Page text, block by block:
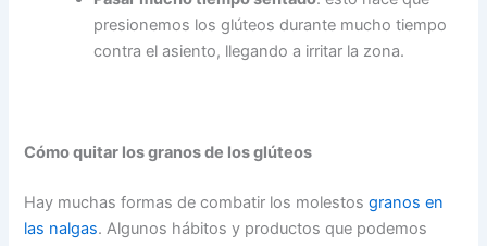
presionemos los glúteos durante mucho tiempo
contra el asiento, llegando a irritar la zona.
Cómo quitar los granos de los glúteos
Hay muchas formas de combatir los molestos granos en
las nalgas. Algunos hábitos y productos que podemos